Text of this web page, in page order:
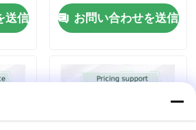
る
イ
ロ
ェ
送信
ンド&イーサネット ス
マートアダプター
お問い合わせを送信